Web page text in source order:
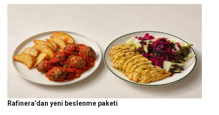
Rafinera’dan yeni beslenme paketi